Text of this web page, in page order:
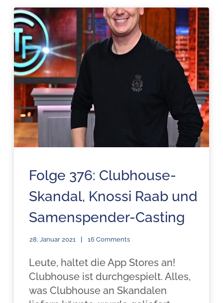
Folge 376: Clubhouse-
Skandal, Knossi Raab und
Samenspender-Casting
28. Januar 2021 16 Comments
Leute, haltet die App Stores an!
Clubhouse ist durchgespielt. Alles,
was Clubhouse an Skandalen